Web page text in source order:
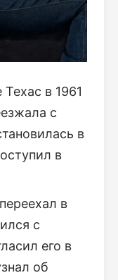
в 1961
с
в
в
в
с
его в
об